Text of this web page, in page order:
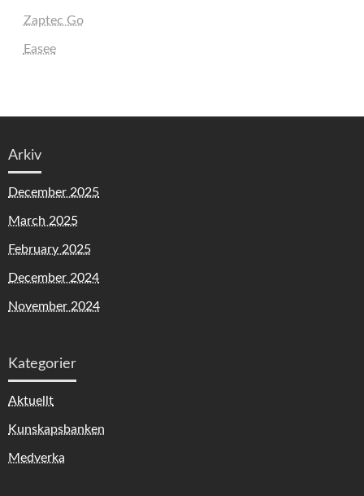
Zaptec Go
Easee
Arkiv
December 2025
March 2025
February 2025
December 2024
November 2024
Kategorier
Aktuellt
Kunskapsbanken
Medverka